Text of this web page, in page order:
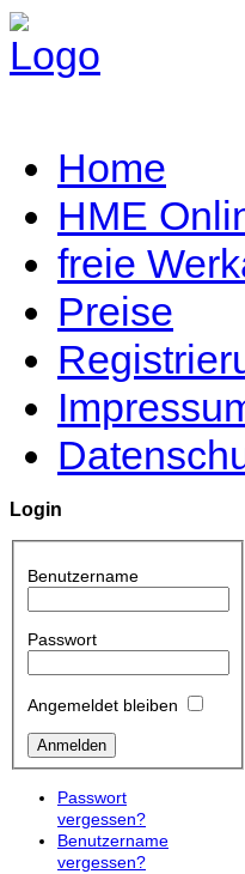
Home
HME
freie
Preise
Login
Benutzername
Passwort
Angemeldet bleiben
Passwort
vergessen?
Benutzername
vergessen?